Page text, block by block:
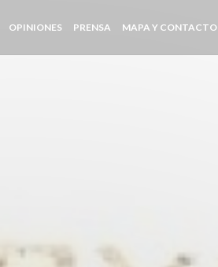
OPINIONES PRENSA MAPA Y CONTACTO